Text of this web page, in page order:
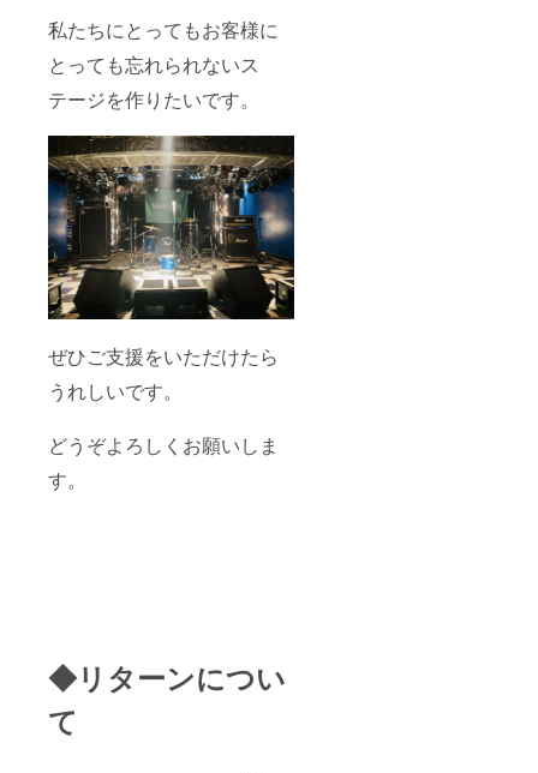
私たちにとってもお客様に
とっても忘れられないス
テージを作りたいです。
ぜひご支援をいただけたら
うれしいです。
どうぞよろしくお願いしま
す。
◆リターンについ
て